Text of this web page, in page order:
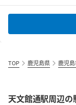
TOP 鹿児島県 鹿児
天文館通駅周辺の